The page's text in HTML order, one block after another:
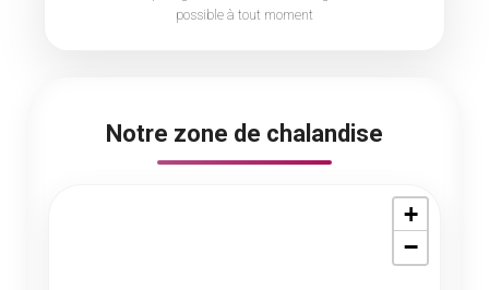
possible à tout moment
Notre zone de chalandise
+
−